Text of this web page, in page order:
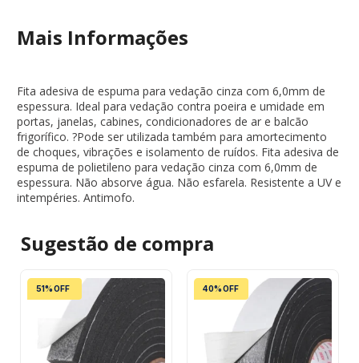
Mais Informações
Fita adesiva de espuma para vedação cinza com 6,0mm de
espessura. Ideal para vedação contra poeira e umidade em
portas, janelas, cabines, condicionadores de ar e balcão
frigorífico. ?Pode ser utilizada também para amortecimento
de choques, vibrações e isolamento de ruídos. Fita adesiva de
espuma de polietileno para vedação cinza com 6,0mm de
espessura. Não absorve água. Não esfarela. Resistente a UV e
intempéries. Antimofo.
Sugestão de compra
51% OFF 40% OFF